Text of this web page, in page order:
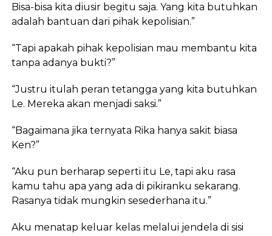
Bisa-bisa kita diusir begitu saja. Yang kita butuhkan
adalah bantuan dari pihak kepolisian.”
“Tapi apakah pihak kepolisian mau membantu kita
tanpa adanya bukti?”
“Justru itulah peran tetangga yang kita butuhkan
Le. Mereka akan menjadi saksi.”
“Bagaimana jika ternyata Rika hanya sakit biasa
Ken?”
“Aku pun berharap seperti itu Le, tapi aku rasa
kamu tahu apa yang ada di pikiranku sekarang.
Rasanya tidak mungkin sesederhana itu.”
Aku menatap keluar kelas melalui jendela di sisi